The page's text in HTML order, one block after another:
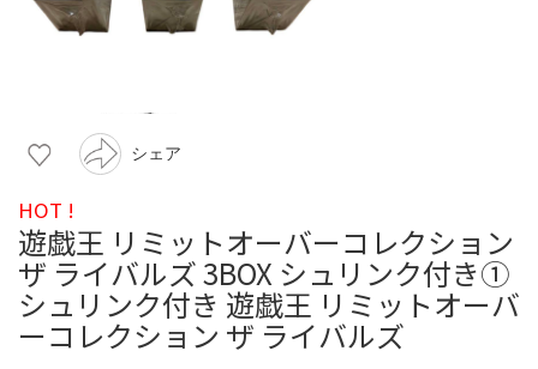
シェア
HOT !
遊戯王 リミットオーバーコレクション
ザ ライバルズ 3BOX シュリンク付き①
シュリンク付き 遊戯王 リミットオーバ
ーコレクション ザ ライバルズ